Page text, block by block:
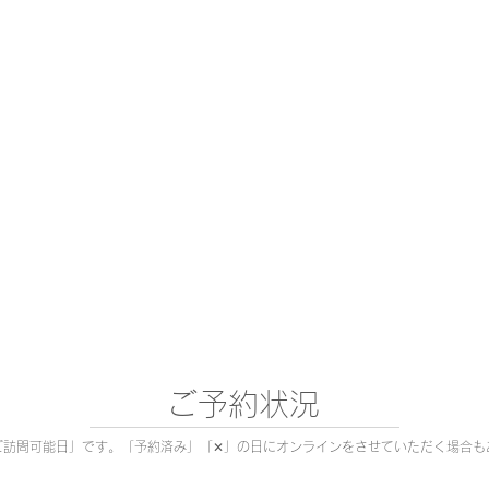
​ご予約状況
問可能日」です。 「予約済み」「✕」の日にオンラインをさせていただく場合も